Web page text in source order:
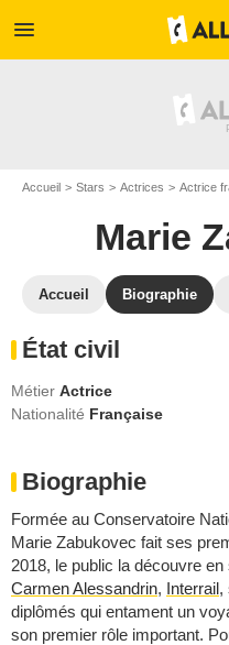
menu
Accueil Stars Actrices Actrice
Marie
Accueil Biographie
État civil
Métier Actrice
Nationalité Française
Biographie
Formée au Conservatoire
Marie Zabukovec fait ses
2018, le public la découvre
Carmen Alessandrin, Interrail,
diplômés qui entament un
son premier rôle important.